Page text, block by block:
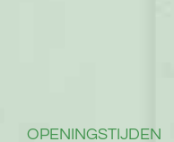
OPENINGSTIJDEN